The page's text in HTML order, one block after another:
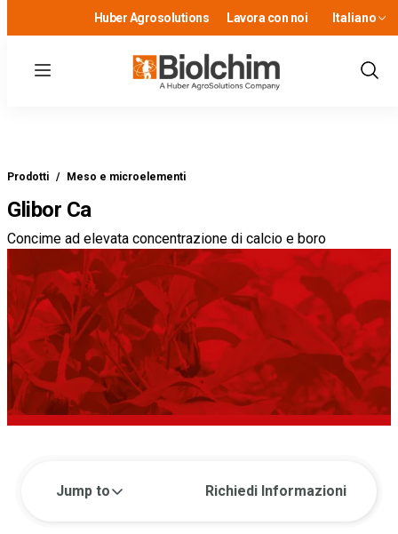
Huber Agrosolutions Lavora con noi Italiano
Menu
Show
Prodotti / Meso e microelementi
Glibor Ca
Concime ad elevata concentrazione di calcio e boro
Jump to Richiedi Informazioni